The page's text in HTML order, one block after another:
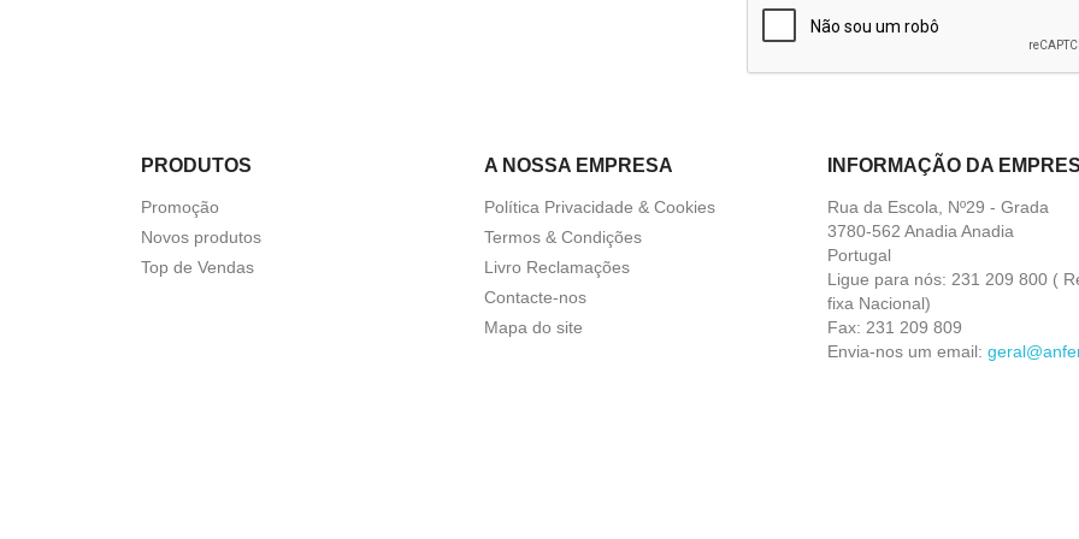
PRODUTOS
Promoção
Novos produtos
Top de Vendas
A NOSSA EMPRESA
Política Privacidade & Cookies
Termos & Condições
Livro Reclamações
Contacte-nos
Mapa do site
INFORMAÇÃO DA
Rua da Escola, Nº29 - Grada
3780-562 Anadia Anadia
Portugal
Ligue para nós: 231 209 800 (
fixa Nacional)
Fax: 231 209 809
Envia-nos um email: